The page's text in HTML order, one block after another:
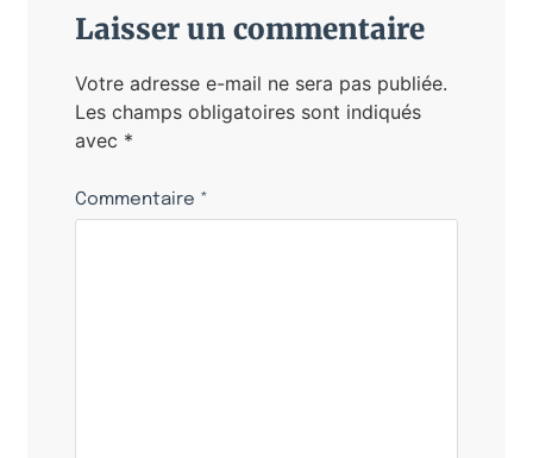
Laisser un commentaire
Votre adresse e-mail ne sera pas publiée.
Les champs obligatoires sont indiqués
avec *
Commentaire *